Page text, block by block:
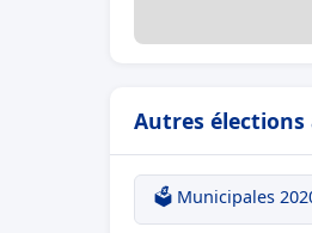
Autres
🗳️ Municipales